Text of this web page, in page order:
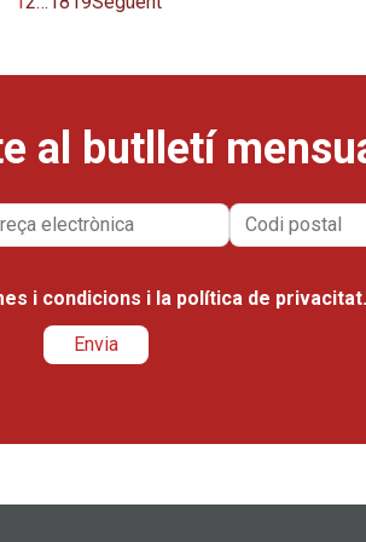
al butlletí
i condicions i la política de privacitat.